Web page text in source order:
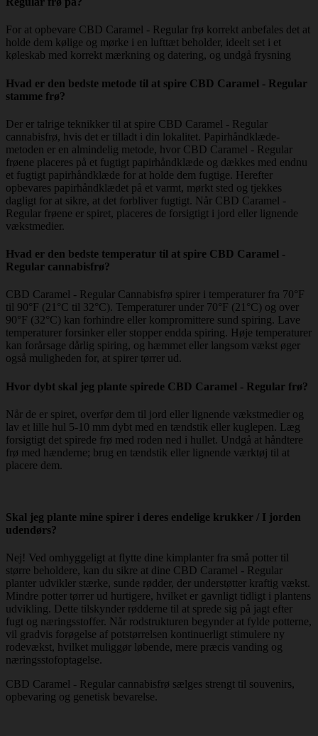
For at opbevare CBD Caramel - Regular frø korrekt anbefales det at
holde dem kølige og mørke i en lufttæt beholder, ideelt set i et
køleskab med korrekt mærkning og datering, og undgå frysning
Hvad er den bedste metode til at spire CBD Caramel - Regular
stamme frø?
Der er talrige teknikker til at spire CBD Caramel - Regular
cannabisfrø, hvis det er tilladt i din lokalitet. Papirhåndklæde-
metoden er en almindelig metode, hvor CBD Caramel - Regular
frøene placeres på et fugtigt papirhåndklæde og dækkes med endnu
et fugtigt papirhåndklæde for at holde dem fugtige. Herefter
opbevares papirhåndklædet på et varmt, mørkt sted og tjekkes
dagligt for at sikre, at det forbliver fugtigt. Når CBD Caramel -
Regular frøene er spiret, placeres de forsigtigt i jord eller lignende
vækstmedier.
Hvad er den bedste temperatur til at spire CBD Caramel -
Regular cannabisfrø?
CBD Caramel - Regular Cannabisfrø spirer i temperaturer fra 70°F
til 90°F (21°C til 32°C). Temperaturer under 70°F (21°C) og over
90°F (32°C) kan forhindre eller kompromittere sund spiring. Lave
temperaturer forsinker eller stopper endda spiring. Høje temperaturer
kan forårsage dårlig spiring, og hæmmet eller langsom vækst øger
også muligheden for, at spirer tørrer ud.
Hvor dybt skal jeg plante spirede CBD Caramel - Regular frø?
Når de er spiret, overfør dem til jord eller lignende vækstmedier og
lav et lille hul 5-10 mm dybt med en tændstik eller kuglepen. Læg
forsigtigt det spirede frø med roden ned i hullet. Undgå at håndtere
frø med hænderne; brug en tændstik eller lignende værktøj til at
placere dem.
Skal jeg plante mine spirer i deres endelige krukker / I jorden
udendørs?
Nej! Ved omhyggeligt at flytte dine kimplanter fra små potter til
større beholdere, kan du sikre at dine CBD Caramel - Regular
planter udvikler stærke, sunde rødder, der understøtter kraftig vækst.
Mindre potter tørrer ud hurtigere, hvilket er gavnligt tidligt i plantens
udvikling. Dette tilskynder rødderne til at sprede sig på jagt efter
fugt og næringsstoffer. Når rodstrukturen begynder at fylde potterne,
vil gradvis forøgelse af potstørrelsen kontinuerligt stimulere ny
rodevækst, hvilket muliggør løbende, mere præcis vanding og
næringsstofoptagelse.
CBD Caramel - Regular cannabisfrø sælges strengt til souvenirs,
opbevaring og genetisk bevarelse.